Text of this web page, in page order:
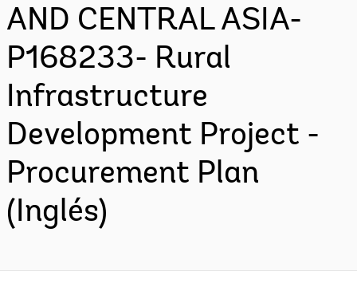
AND CENTRAL ASIA-
P168233- Rural
Infrastructure
Development Project -
Procurement Plan
(Inglés)